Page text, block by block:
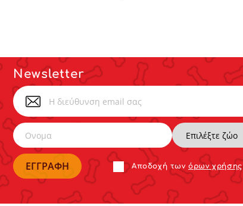
Newsletter
Αποδoχή τωνόρων χρήσης